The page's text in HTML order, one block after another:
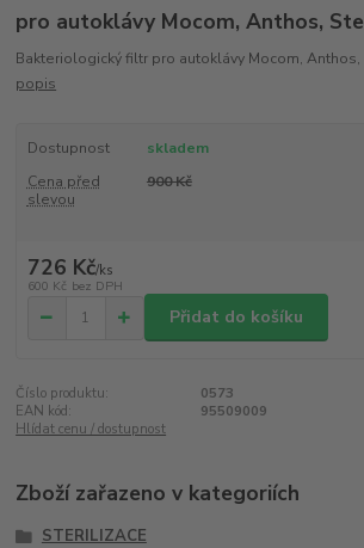
pro autoklávy Mocom, Anthos,
Bakteriologický filtr pro autoklávy Mocom,
popis
Dostupnost
skladem
Cena před
slevou
900 Kč
726 Kč/ks
600 Kč bez DPH
Přidat do košíku
Číslo produktu:
0573
EAN kód:
95509009
Hlídat cenu / dostupnost
Zboží zařazeno v kategoriích
STERILIZACE